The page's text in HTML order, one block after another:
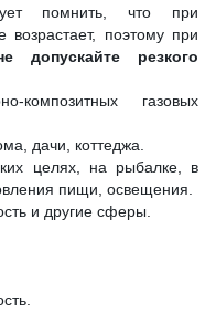
помнить, что при
возрастает, поэтому при
допускайте резкого
композитных газовых
дачи, коттеджа.
целях, на рыбалке, в
пищи, освещения.
и другие сферы.